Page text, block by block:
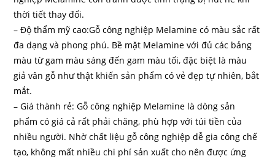
thời tiết thay đổi.
– Độ thẩm mỹ cao:Gỗ công nghiệp Melamine có màu sắc rất
đa dạng và phong phú. Bề mặt Melamine với đủ các bảng
màu từ gam màu sáng đến gam màu tối, đặc biệt là màu
giả vân gỗ như thật khiến sản phẩm có vẻ đẹp tự nhiên, bắt
mắt.
– Giá thành rẻ: Gỗ công nghiệp Melamine là dòng sản
phẩm có giá cả rất phải chăng, phù hợp với túi tiền của
nhiều người. Nhờ chất liệu gỗ công nghiệp dễ gia công chế
tạo, không mất nhiều chi phí sản xuất cho nên được ứng